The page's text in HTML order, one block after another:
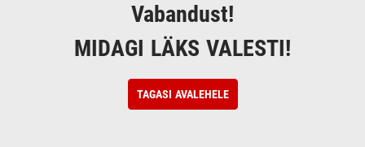
Vabandust!
MIDAGI LÄKS VALESTI!
TAGASI AVALEHELE